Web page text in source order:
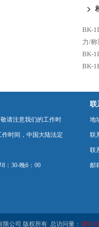
BK-
力/
BK-
BK-
请注意我们的工作时
时间，中国大陆法定
：30-晚6：00
联
地
联
联
邮
公司 版权所有 总访问量： 585113